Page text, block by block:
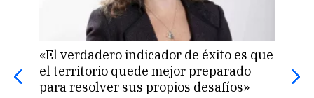
«El verdadero indicador de éxito es que
el territorio quede mejor preparado
para resolver sus propios desafíos»